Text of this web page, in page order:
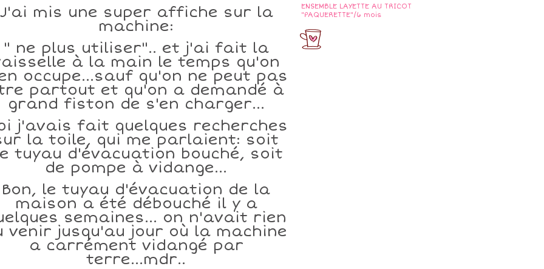
ENSEMBLE LAYETTE AU TRICOT
"PAQUERETTE"/6 mois
mis une super affiche sur la
machine:
" ne plus utiliser".. et j'ai fait la
à la main le temps qu'on
occupe...sauf qu'on ne peut pas
partout et qu'on a demandé à
grand fiston de s'en charger...
j'avais fait quelques recherches
la toile, qui me parlaient: soit
tuyau d'évacuation bouché, soit
de pompe à vidange...
Bon, le tuyau d'évacuation de la
maison a été débouché il y a
semaines... on n'avait rien
venir jusqu'au jour où la machine
a carrément vidangé par
terre...mdr..